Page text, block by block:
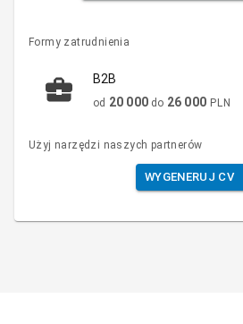
Formy zatrudnienia
B2B
od 20 000 do 26 000 PLN
Użyj narzędzi naszych partnerów
WYGENERUJ CV